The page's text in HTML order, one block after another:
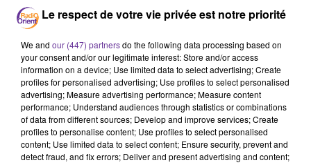
LA PLAYLIST
15h52
15h52 15h48
15h48 15h24
15h24
Le respect de votre vie privée est notre priorité
We and our (447) partnersdo the following data processing based on
your consent and/or our legitimate interest: Store and/or access
information on a device; Use limited data to select advertising; Create
profiles for personalised advertising; Use profiles to select personalised
advertising; Measure advertising performance; Measure content
performance; Understand audiences through statistics or combinations
of data from different sources; Develop and improve services; Create
profiles to personalise content; Use profiles to select personalised
content; Use limited data to select content; Ensure security, prevent and
detect fraud, and fix errors; Deliver and present advertising and content;